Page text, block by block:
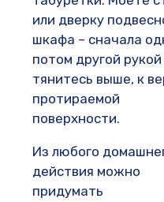
или дверку
шкафа – сначала
потом другой рукой
тянитесь выше, к
протираемой
поверхности.
Из любого
действия можно
придумать